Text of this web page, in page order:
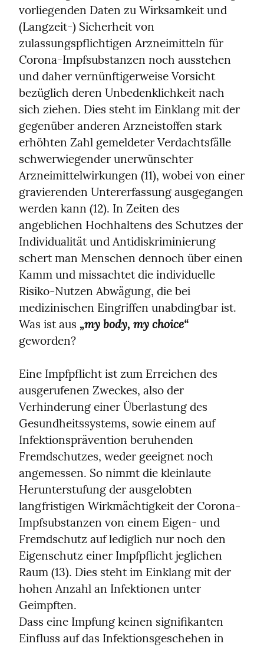
vorliegenden Daten zu Wirksamkeit und
(Langzeit-) Sicherheit von
zulassungspflichtigen Arzneimitteln für
Corona-Impfsubstanzen noch ausstehen
und daher vernünftigerweise Vorsicht
bezüglich deren Unbedenklichkeit nach
sich ziehen. Dies steht im Einklang mit der
gegenüber anderen Arzneistoffen stark
erhöhten Zahl gemeldeter Verdachtsfälle
schwerwiegender unerwünschter
Arzneimittelwirkungen (11), wobei von einer
gravierenden Untererfassung ausgegangen
werden kann (12). In Zeiten des
angeblichen Hochhaltens des Schutzes der
Individualität und Antidiskriminierung
schert man Menschen dennoch über einen
Kamm und missachtet die individuelle
Risiko-Nutzen Abwägung, die bei
medizinischen Eingriffen unabdingbar ist.
Was ist aus „my body, my choice“
geworden?
Eine Impfpflicht ist zum Erreichen des
ausgerufenen Zweckes, also der
Verhinderung einer Überlastung des
Gesundheitssystems, sowie einem auf
Infektionsprävention beruhenden
Fremdschutzes, weder geeignet noch
angemessen. So nimmt die kleinlaute
Herunterstufung der ausgelobten
langfristigen Wirkmächtigkeit der Corona-
Impfsubstanzen von einem Eigen- und
Fremdschutz auf lediglich nur noch den
Eigenschutz einer Impfpflicht jeglichen
Raum (13). Dies steht im Einklang mit der
hohen Anzahl an Infektionen unter
Geimpften.
Dass eine Impfung keinen signifikanten
Einfluss auf das Infektionsgeschehen in